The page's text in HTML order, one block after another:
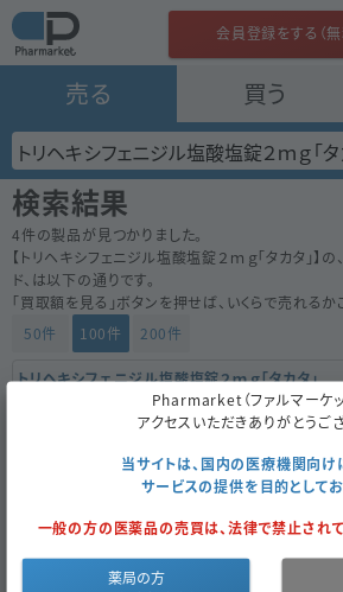
売る 買う
会員登録をする（無
検索結果
4件の製品が見つかりました。
【 トリヘキシフェニジル塩酸塩錠２ｍｇ「タカタ」】
ド、は以下の通りです。
「買取額を見る」ボタンを押せば、いくらで売れる
50件
100件 200件
トリヘキシフェニジル塩酸塩錠２ｍｇ「タカタ」
高田製薬
未開封のみ
高田製薬
Pharmarket（ファルマーケッ
アクセスいただきありがとうござ
当サイトは、国内の医療機関向け
サービスの提供を目的としてお
一般の方の医薬品の売買は、法律で禁止されて
薬局の方